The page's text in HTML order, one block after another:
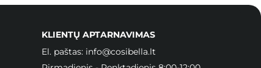
KLIENTŲ APTARNAVIMAS
El. paštas: info@cosibella.lt